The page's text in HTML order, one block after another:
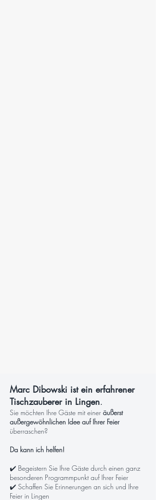
Marc Dibowski ist ein erfahrener
Tischzauberer in Lingen.
Sie möchten Ihre Gäste mit einer äußerst
außergewöhnlichen Idee auf Ihrer Feier
überraschen?
Da kann ich helfen!
✔️ Begeistern Sie Ihre Gäste durch einen ganz
besonderen Programmpunkt auf Ihrer Feier
✔️ Schaffen Sie Erinnerungen an sich und Ihre
Feier in Lingen